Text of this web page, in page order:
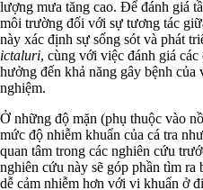
lượng mưa tăng cao. Để đánh giá
môi trường đối với sự tương tác
này xác định sự sống sót và phát
ictaluri, cùng với việc đánh giá
hưởng đến khả năng gây bệnh
nghiệm.
Ở những độ mặn (phụ thuộc vào
mức độ nhiễm khuẩn của cá tra
quan tâm trong các nghiên cứu
nghiên cứu này sẽ góp phần tìm
dễ cảm nhiễm hơn với vi khuẩn ở